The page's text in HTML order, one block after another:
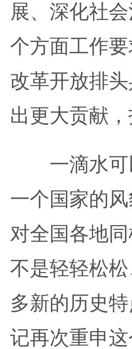
展、深化社
个方面工作
改革开放排
出更大贡献
一滴水可
一个国家的
对全国各地
不是轻轻松
多新的历史
记再次重申